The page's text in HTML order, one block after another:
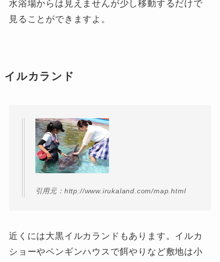
水浴場からは見えませんが少し移動するだけで
見ることができますよ。
イルカランド
引用元：http://www.irukaland.com/map.html
近くには大黒イルカランドもあります。イルカ
ショーやペンギンハウスで餌やりなど敷地は小